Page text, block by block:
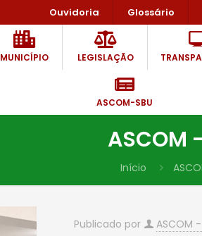
Ouvidoria Glossário
MUNICÍPIO LEGISLAÇÃO
ASCOM-SBU
ASCOM
Início
Publicado por ASCOM -